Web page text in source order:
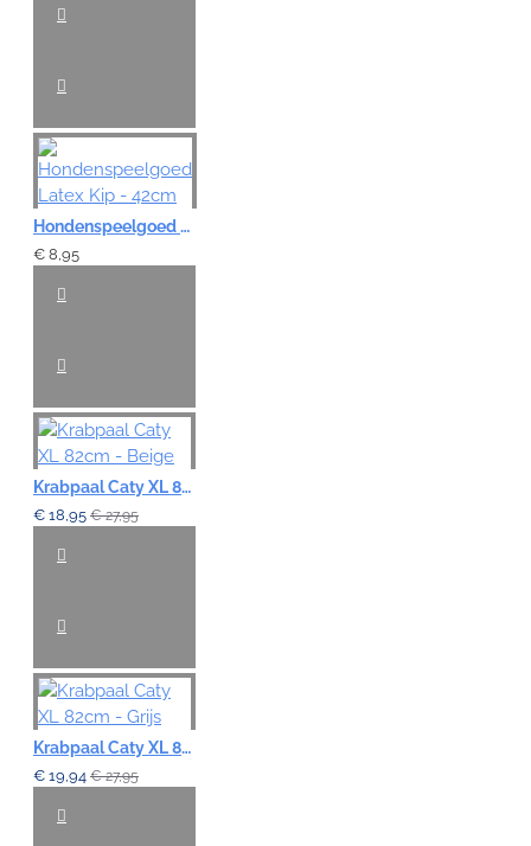
Hondenspeelgoed Latex Kip - 42cm
€ 8,95
Krabpaal Caty XL 82cm - Beige
€ 18,95 € 27,95
Krabpaal Caty XL 82cm - Grijs
€ 19,94 € 27,95